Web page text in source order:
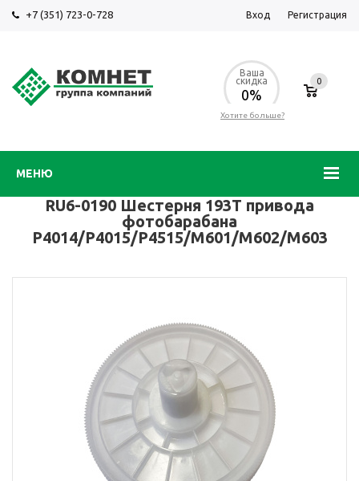
+7 (351) 723-0-728 Вход Регистрация
МЕНЮ
Ваша
скидка
0%
Хотите больше?
0
RU6-0190 Шестерня 193T привода
фотобарабана
P4014/P4015/P4515/M601/M602/M603